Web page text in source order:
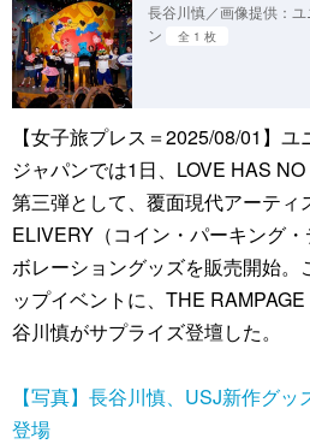
長谷川慎／画像提供：
ン
全 1 枚
【女子旅プレス＝2025/08/01】
ジャパンでは1日、LOVE HAS
第三弾として、覆面現代アーティ
ELIVERY（コイン・パーキング
ボレーショングッズを販売開始。
ップイベントに、THE
谷川慎がサプライズ登壇した。
【写真】長谷川慎、USJ新作グ
登場